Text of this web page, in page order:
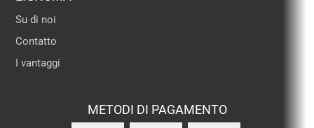
Su di noi
Contatto
I vantaggi
METODI DI PAGAMENTO